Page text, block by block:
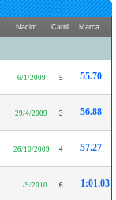
Nacim. Carril Marca
6/1/2009 5 55.70
29/4/2009 3 56.88
26/10/2009 4 57.27
11/9/2010 6 1:01.03